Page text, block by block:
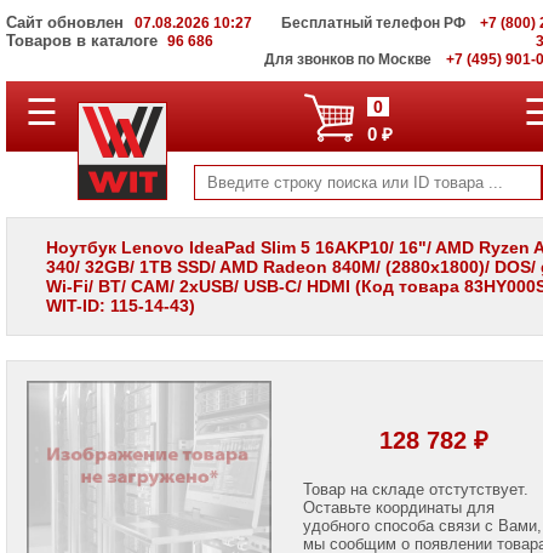
Сайт обновлен 07.08.2026 10:27
Товаров в каталоге 96 686
Бесплатный телефон РФ
+7 (800)
Для звонков по Москве
+7 (495) 901-
ПОЛНЫЙ
КАТАЛОГ
Корпоративные
серверы
WIT
Системы
хранения
данных
Мониторы
LCD
Проекторы
☰ 0
0 ₽
Ноутбук Lenovo IdeaPad Slim 5 16AKP10/ 16"/ AMD Ryzen
340/ 32GB/ 1TB SSD/ AMD Radeon 840M/ (2880x1800)/ DOS/
Wi-Fi/ BT/ CAM/ 2xUSB/ USB-C/ HDMI (Код товара
WIT-ID: 115-14-43)
128 782 ₽
Товар на складе отстутствует.
Оставьте координаты для
удобного способа связи с Вами,
мы сообщим о появлении